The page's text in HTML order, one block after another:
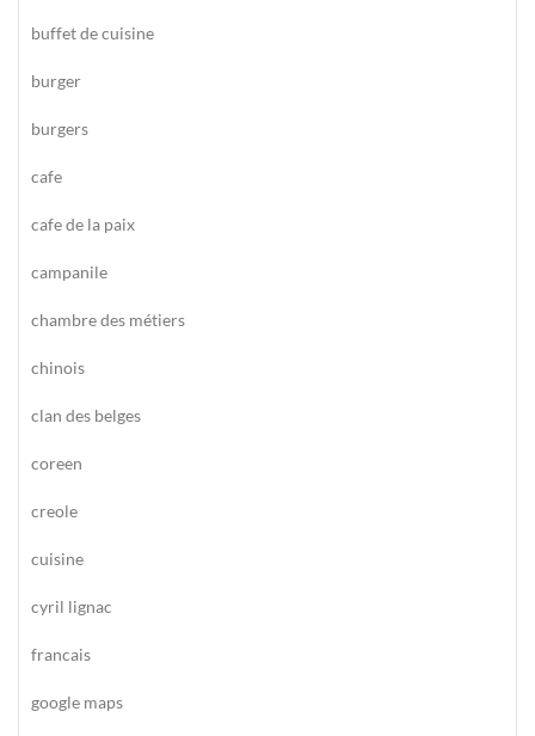
buffet de cuisine
burger
burgers
cafe
cafe de la paix
campanile
chambre des métiers
chinois
clan des belges
coreen
creole
cuisine
cyril lignac
francais
google maps